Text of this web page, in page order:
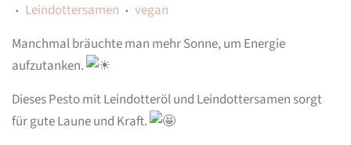
• Leindottersamen • vegan
Manchmal bräuchte man mehr Sonne, um Energie
aufzutanken.
Dieses Pesto mit Leindotteröl und Leindottersamen sorgt
für gute Laune und Kraft.